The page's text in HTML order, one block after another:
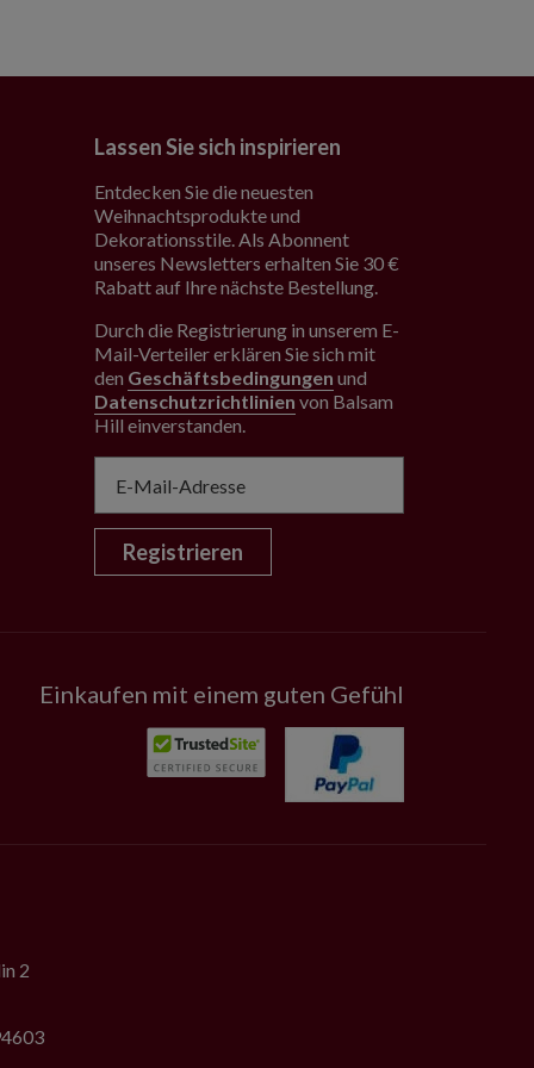
Lassen Sie sich inspirieren
Entdecken Sie die neuesten
Weihnachtsprodukte und
Dekorationsstile. Als Abonnent
unseres Newsletters erhalten Sie 30 €
Rabatt auf Ihre nächste Bestellung.
Durch die Registrierung in unserem E-
Mail-Verteiler erklären Sie sich mit
den Geschäftsbedingungen und
Datenschutzrichtlinien von Balsam
Hill einverstanden.
Registrieren
Einkaufen mit einem guten Gefühl
2